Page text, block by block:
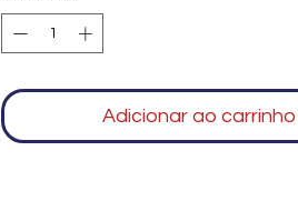
Adicionar ao carrinho